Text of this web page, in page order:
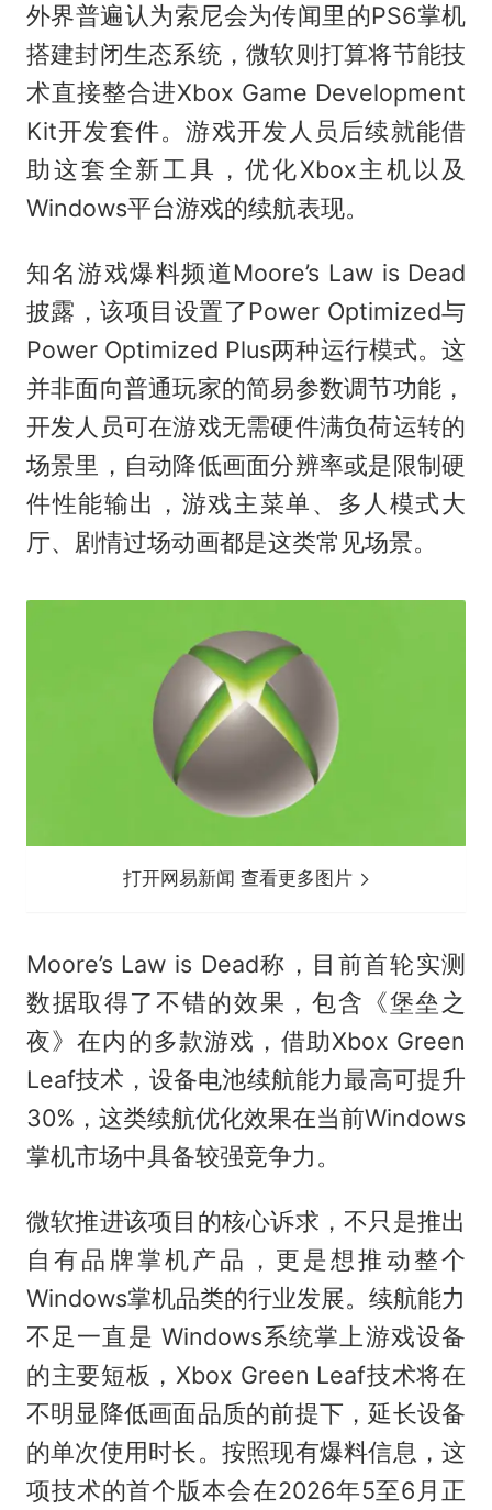
外界普遍认为索尼会为传闻里的PS6掌机
搭建封闭生态系统，微软则打算将节能技
术直接整合进Xbox Game Development
Kit开发套件。游戏开发人员后续就能借
助这套全新工具，优化Xbox主机以及
Windows平台游戏的续航表现。
知名游戏爆料频道Moore’s Law is Dead
披露，该项目设置了Power Optimized与
Power Optimized Plus两种运行模式。这
并非面向普通玩家的简易参数调节功能，
开发人员可在游戏无需硬件满负荷运转的
场景里，自动降低画面分辨率或是限制硬
件性能输出，游戏主菜单、多人模式大
厅、剧情过场动画都是这类常见场景。
打开网易新闻 查看更多图片
Moore’s Law is Dead称，目前首轮实测
数据取得了不错的效果，包含《堡垒之
夜》在内的多款游戏，借助Xbox Green
Leaf技术，设备电池续航能力最高可提升
30%，这类续航优化效果在当前Windows
掌机市场中具备较强竞争力。
微软推进该项目的核心诉求，不只是推出
自有品牌掌机产品，更是想推动整个
Windows掌机品类的行业发展。续航能力
不足一直是 Windows系统掌上游戏设备
的主要短板，Xbox Green Leaf技术将在
不明显降低画面品质的前提下，延长设备
的单次使用时长。按照现有爆料信息，这
项技术的首个版本会在2026年5至6月正